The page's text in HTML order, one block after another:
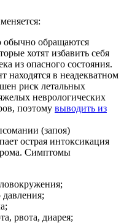
обращаются
хотят избавить себя
из опасного состояния.
находятся в неадекватном
риск летальных
неврологических
поэтому выводить из
(запоя)
острая интоксикация
Симптомы
давления;
рвота, диарея;